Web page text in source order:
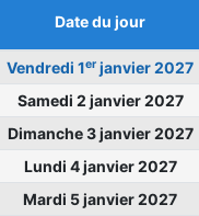
Date du jour
Vendredi 1er janvier 2027
Samedi 2 janvier 2027
Dimanche 3 janvier 2027
Lundi 4 janvier 2027
Mardi 5 janvier 2027